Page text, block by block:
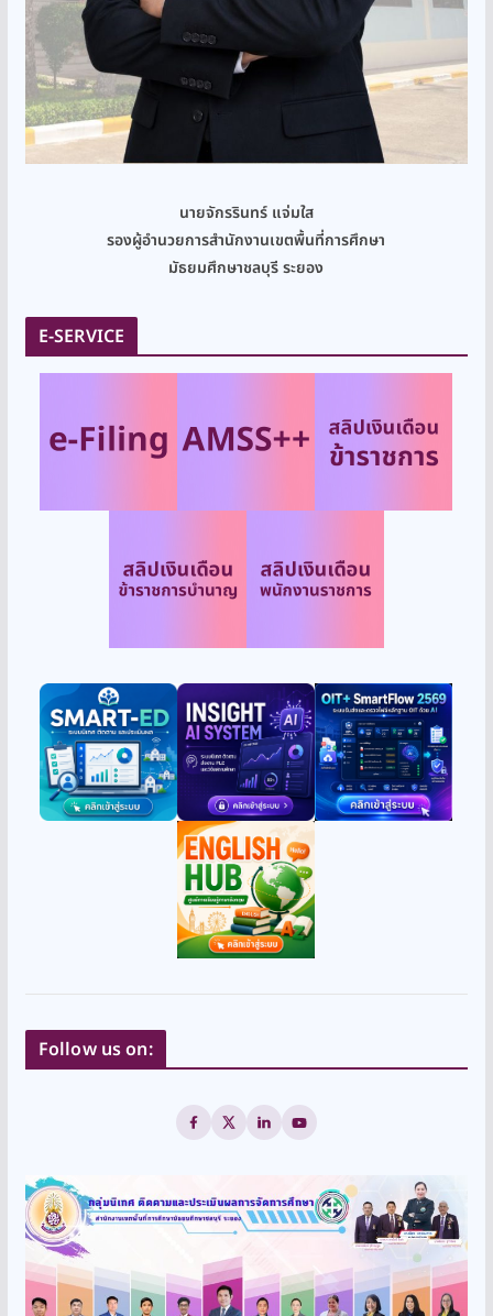
นายจักรรินทร์ แจ่มใส
รองผู้อำนวยการสำนักงานเขตพื้นที่การศึกษา
มัธยมศึกษาชลบุรี ระยอง
E-SERVICE
Follow us on: